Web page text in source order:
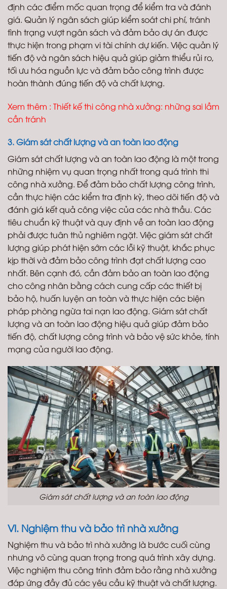
định các điểm mốc quan trọng để kiểm tra và đánh
giá. Quản lý ngân sách giúp kiểm soát chi phí, tránh
tình trạng vượt ngân sách và đảm bảo dự án được
thực hiện trong phạm vi tài chính dự kiến. Việc quản lý
tiến độ và ngân sách hiệu quả giúp giảm thiểu rủi ro,
tối ưu hóa nguồn lực và đảm bảo công trình được
hoàn thành đúng tiến độ và chất lượng.
Xem thêm : Thiết kế thi công nhà xưởng: những sai lầm
cần tránh
3. Giám sát chất lượng và an toàn lao động
Giám sát chất lượng và an toàn lao động là một trong
những nhiệm vụ quan trọng nhất trong quá trình thi
công nhà xưởng. Để đảm bảo chất lượng công trình,
cần thực hiện các kiểm tra định kỳ, theo dõi tiến độ và
đánh giá kết quả công việc của các nhà thầu. Các
tiêu chuẩn kỹ thuật và quy định về an toàn lao động
phải được tuân thủ nghiêm ngặt. Việc giám sát chất
lượng giúp phát hiện sớm các lỗi kỹ thuật, khắc phục
kịp thời và đảm bảo công trình đạt chất lượng cao
nhất. Bên cạnh đó, cần đảm bảo an toàn lao động
cho công nhân bằng cách cung cấp các thiết bị
bảo hộ, huấn luyện an toàn và thực hiện các biện
pháp phòng ngừa tai nạn lao động. Giám sát chất
lượng và an toàn lao động hiệu quả giúp đảm bảo
tiến độ, chất lượng công trình và bảo vệ sức khỏe, tính
mạng của người lao động.
Giám sát chất lượng và an toàn lao động
VI. Nghiệm thu và bảo trì nhà xưởng
Nghiệm thu và bảo trì nhà xưởng là bước cuối cùng
nhưng vô cùng quan trọng trong quá trình xây dựng.
Việc nghiệm thu công trình đảm bảo rằng nhà xưởng
đáp ứng đầy đủ các yêu cầu kỹ thuật và chất lượng.